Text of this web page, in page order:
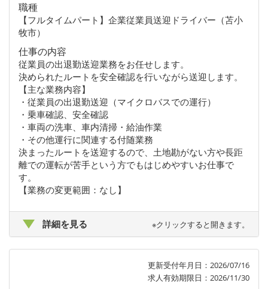
職種
【フルタイムパート】企業従業員送迎ドライバー（苫小
牧市）
仕事の内容
従業員の出退勤送迎業務をお任せします。
決められたルートを安全確認を行いながら送迎します。
【主な業務内容】
・従業員の出退勤送迎（マイクロバスでの運行）
・乗車確認、安全確認
・車両の洗車、車内清掃・給油作業
・その他運行に関連する付随業務
決まったルートを送迎するので、土地勘がない方や長距
離での運転が苦手という方でもはじめやすいお仕事で
す。
【業務の変更範囲：なし】
詳細を見る ※クリックすると開きます。
更新受付年月日：2026/07/16
求人有効期限日：2026/11/30